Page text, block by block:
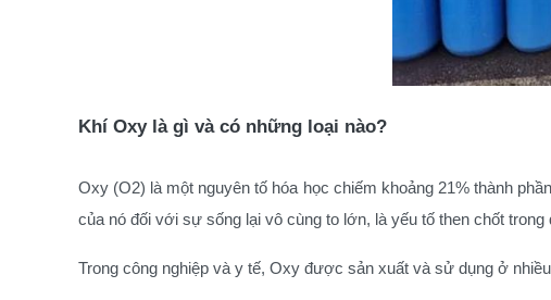
Khí Oxy là gì và có những loại nào?
Oxy (O2) là một nguyên tố hóa học chiếm khoảng 21% thành
của nó đối với sự sống lại vô cùng to lớn, là yếu tố then chốt
Trong công nghiệp và y tế, Oxy được sản xuất và sử dụng ở